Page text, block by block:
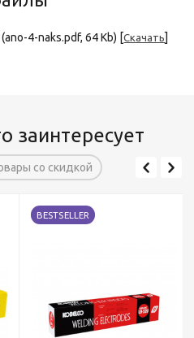
4-naks.pdf, 64 Kb) [Скачать]
заинтересует
со скидкой
BESTSELLER